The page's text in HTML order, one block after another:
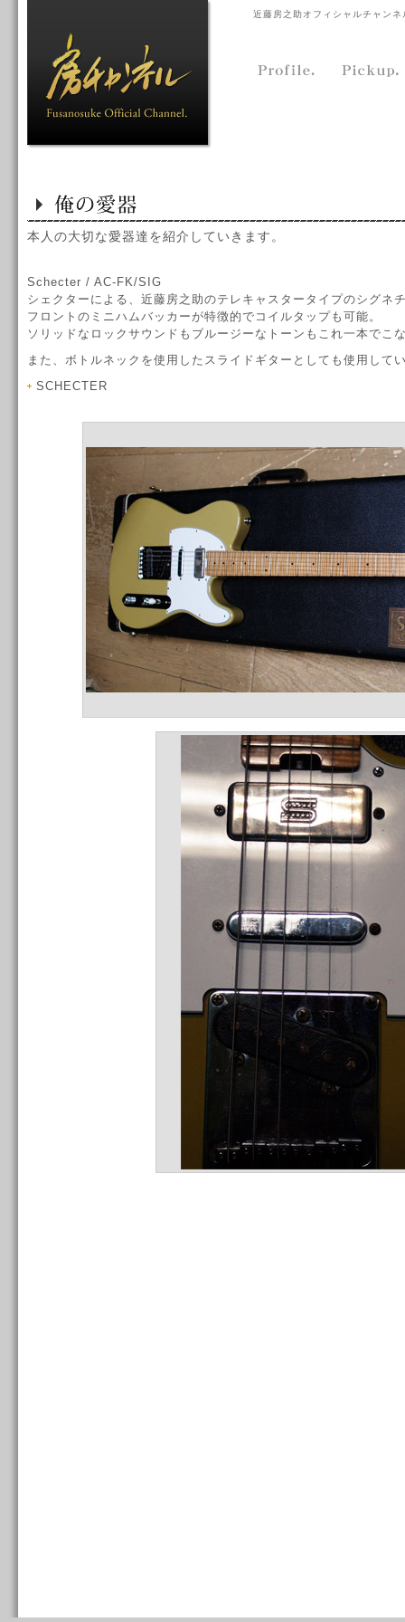
近藤房之助オフィシャルチャン
本人の大切な愛器達を紹介していきます。
Schecter / AC-FK/SIG
シェクターによる、近藤房之助のテレキャスタータイプのシグネ
フロントのミニハムバッカーが特徴的でコイルタップも可能。
ソリッドなロックサウンドもブルージーなトーンもこれ一本でこ
また、ボトルネックを使用したスライドギターとしても使用して
SCHECTER